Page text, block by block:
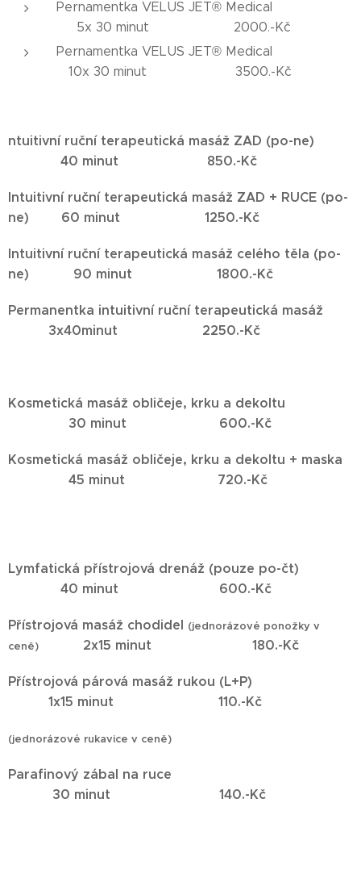
Pernamentka VELUS JET® Medical
5x 30 minut 2000.-Kč
Pernamentka VELUS JET® Medical
10x 30 minut 3500.-Kč
ntuitivní ruční terapeutická masáž ZAD (po-ne)
40 minut 850.-Kč
Intuitivní ruční terapeutická masáž ZAD + RUCE (po-
ne) 60 minut 1250.-Kč
Intuitivní ruční terapeutická masáž celého těla (po-
ne) 90 minut 1800.-Kč
Permanentka intuitivní ruční terapeutická masáž
3x40minut 2250.-Kč
Kosmetická masáž obličeje, krku a dekoltu
30 minut 600.-Kč
Kosmetická masáž obličeje, krku a dekoltu + maska
45 minut 720.-Kč
Lymfatická přístrojová drenáž (pouze po-čt)
40 minut 600.-Kč
Přístrojová masáž chodidel (jednorázové ponožky v
ceně)
2x15 minut 180.-Kč
Přístrojová párová masáž rukou (L+P)
1x15 minut 110.-Kč
(jednorázové rukavice v ceně)
Parafinový zábal na ruce
30 minut 140.-Kč